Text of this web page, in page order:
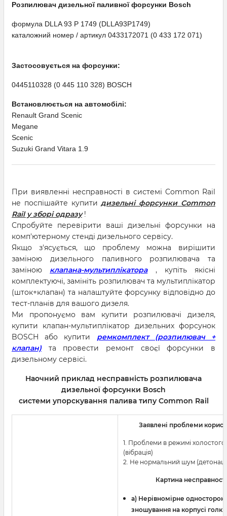
Розпилювач дизельної паливної форсунки Bosсh
формула DLLA 93 P 1749 (DLLA93P1749)
каталожний номер / артикул 0433172071 (0 433 172 071)
Застосовується на форсунки:
0445110328 (0 445 110 328) BOSCH
Встановлюється на автомобілі:
Renault Grand Scenic
Megane
Scenic
Suzuki Grand Vitara 1.9
При виявленні несправності в системі Common Rail
не поспішайте купитидизельні форсунки Common
Rail у зборі одразу!
Спробуйте перевірити ваші дизельні форсунки на
комп'ютерному стенді дизельного сервісу.
Якщо з'ясується, що проблему можна вирішити
заміною дизельного паливного розпилювача та
заміною клапана-мультиплікатора, купіть якісні
комплектуючі, замініть розпилювач та мультиплікатор
(шток+клапан) та налаштуйте форсунку відповідно до
тест-планів для вашого дизеля.
Ми пропонуємо вам купити розпилювачі дизеля,
купити клапан-мультиплікатор дизельних форсунок
BOSCH або купити ремкомплект (розпилювач +
клапан) та провести ремонт своєї форсунки в
дизельному сервісі.
Наочний приклад несправність розпилювача
дизельної форсунки Bosch
системи упорскування палива типу Common Rail
Заявлені проблеми
1. Проблеми в режимі холостого
(вібрація)
2. Не нормальний шум
Картина несправності
a) Нерівномірне
зношування на корпусі голки